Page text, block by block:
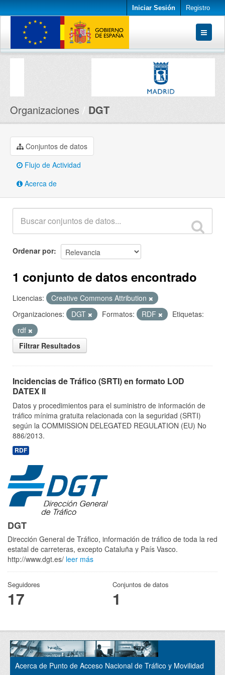
Iniciar Sesión Registro
Conjuntos de datos
Organizaciones DGT
Conjuntos de datos
Flujo de Actividad
Acerca de
Ordenar por
1 conjunto de datos encontrado
Licencias:
Creative Commons Attribution
Organizaciones:
DGT Formatos: RDF
Etiquetas:
rdf
Filtrar Resultados
Incidencias de Tráfico (SRTI) en formato LOD
DATEX II
Datos y procedimientos para el suministro de información de
tráfico mínima gratuita relacionada con la seguridad (SRTI)
según la COMMISSION DELEGATED REGULATION (EU) No
886/2013.
RDF
DGT
Dirección General de Tráfico, información de tráfico de toda la red
estatal de carreteras, excepto Cataluña y País Vasco.
http://www.dgt.es/ leer más
Seguidores
17
Conjuntos de datos
1
Acerca de Punto de Acceso Nacional de Tráfico y Movilidad